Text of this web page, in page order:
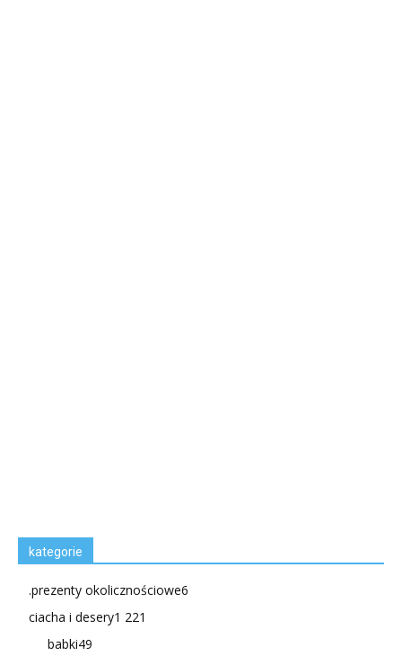
kategorie
.prezenty okolicznościowe6
ciacha i desery1 221
babki49